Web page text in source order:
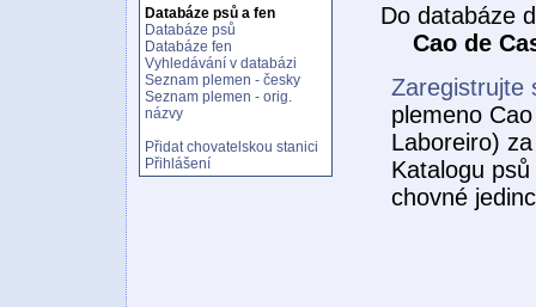
Databáze psů a fen
Databáze psů
Databáze fen
Vyhledávání v databázi
Seznam plemen - česky
Seznam plemen - orig.
názvy
Přidat chovatelskou stanici
Přihlášení
Do databáze
Cao de
Zaregistrujte
plemeno
Laboreiro)
Katalogu
chovné